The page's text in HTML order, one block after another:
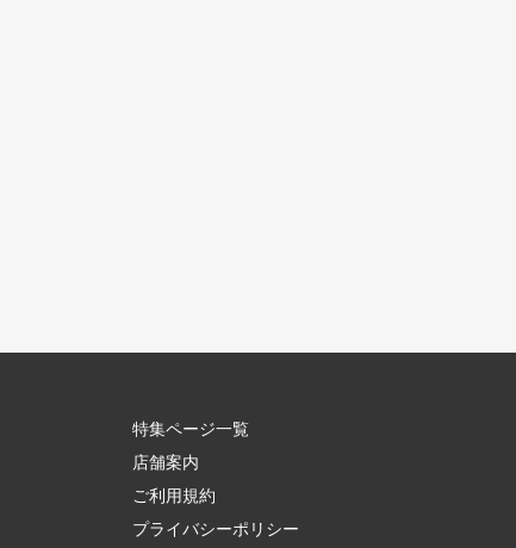
特集ページ一覧
店舗案内
ご利用規約
プライバシーポリシー